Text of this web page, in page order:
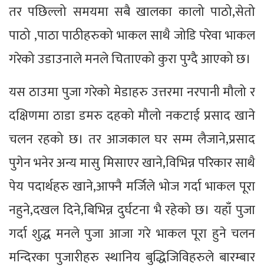
तर पछिल्लो समयमा सबै खालका कालो पाठो,सेतो
पाठो ,पाठा पाठीहरुको भाकल साथै जोडि परेवा भाकल
गरेको उडाउनाले मनले चिताएको कुरा पुग्दै आएको छ।
यस ठाउमा पुजा गरेको मेडाहरु उत्तरमा नरपानी मौलो र
दक्षिणमा ठाडा डमरु दहको मौलो नकटाई प्रसाद खाने
चलन रहको छ। तर आजकाल घर सम्म लैजाने,प्रसाद
पुगेन भनेर अन्य मासु मिसाएर खाने,विभिन्न परिकार साथै
पेय पदार्थहरु खाने,आफ्नै मर्जिले भोज गर्दा भाकल पूरा
नहुने,दखल दिने,बिभिन्न दुर्घटना भै रहेको छ। यहाँ पुजा
गर्दा शुद्ध मनले पुजा आजा गरे भाकल पूरा हुने चलन
मन्दिरका पुजारीहरु स्थानिय बुद्धिजिविहरुले बारम्बार